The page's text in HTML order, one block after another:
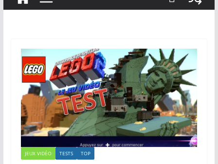
JEUX VIDÉO TESTS TOP